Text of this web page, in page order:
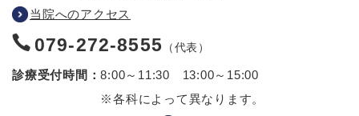
当院へのアクセス
079-272-8555 （代表）
診療受付時間：8:00～11:30 13:00～15:00
※各科によって異なります。